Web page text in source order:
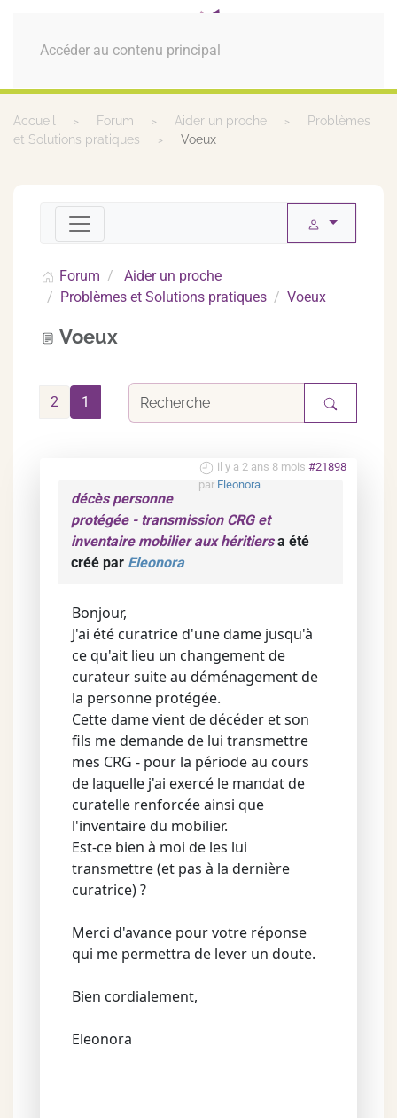
Accéder au contenu principal
MENU
Accueil Forum Aider un proche
Problèmes
et Solutions pratiques
Voeux
Forum
Aider un proche
Problèmes et Solutions pratiques
Voeux
Voeux
1
2
il y a 2 ans 8 mois #21898
par Eleonora
décès personne
protégée - transmission CRG et
inventaire mobilier aux héritiersa été
créé par Eleonora
Bonjour,
J'ai été curatrice d'une dame jusqu'à
ce qu'ait lieu un changement de
curateur suite au déménagement de
la personne protégée.
Cette dame vient de décéder et son
fils me demande de lui transmettre
mes CRG - pour la période au cours
de laquelle j'ai exercé le mandat de
curatelle renforcée ainsi que
l'inventaire du mobilier.
Est-ce bien à moi de les lui
transmettre (et pas à la dernière
curatrice) ?
Merci d'avance pour votre réponse
qui me permettra de lever un doute.
Bien cordialement,
Eleonora